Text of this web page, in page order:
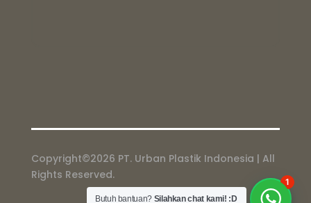
Copyright©2026 PT. Urban Plastik Indonesia | All
Rights Reserved.
Butuh bantuan? Silahkan chat kami! :D
1